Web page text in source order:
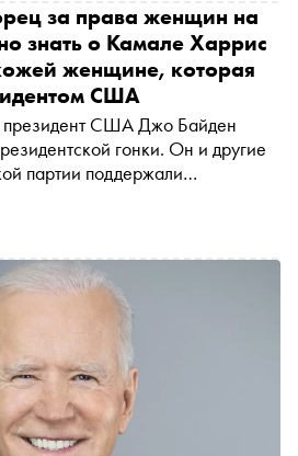
за права женщин на
знать о Камале Харрис
женщине, которая
США
президент США Джо Байден
партии поддержали
Дональда Трампа — в